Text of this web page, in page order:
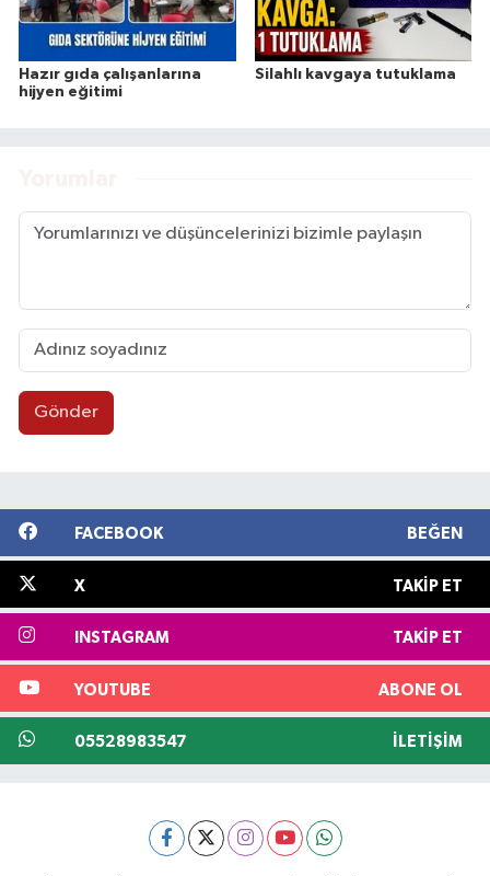
Hazır gıda çalışanlarına
hijyen eğitimi
Silahlı kavgaya tutuklama
Gönder
FACEBOOK BEĞEN
X TAKIP ET
INSTAGRAM TAKIP ET
YOUTUBE ABONE OL
05528983547 İLETIŞIM